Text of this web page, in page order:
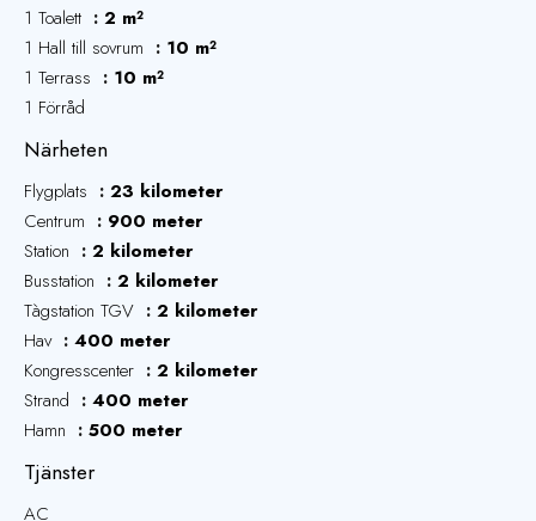
1 Toalett
2 m²
1 Hall till sovrum
10 m²
1 Terrass
10 m²
1 Förråd
Närheten
Flygplats
23 kilometer
Centrum
900 meter
Station
2 kilometer
Busstation
2 kilometer
Tàgstation TGV
2 kilometer
Hav
400 meter
Kongresscenter
2 kilometer
Strand
400 meter
Hamn
500 meter
Tjänster
AC